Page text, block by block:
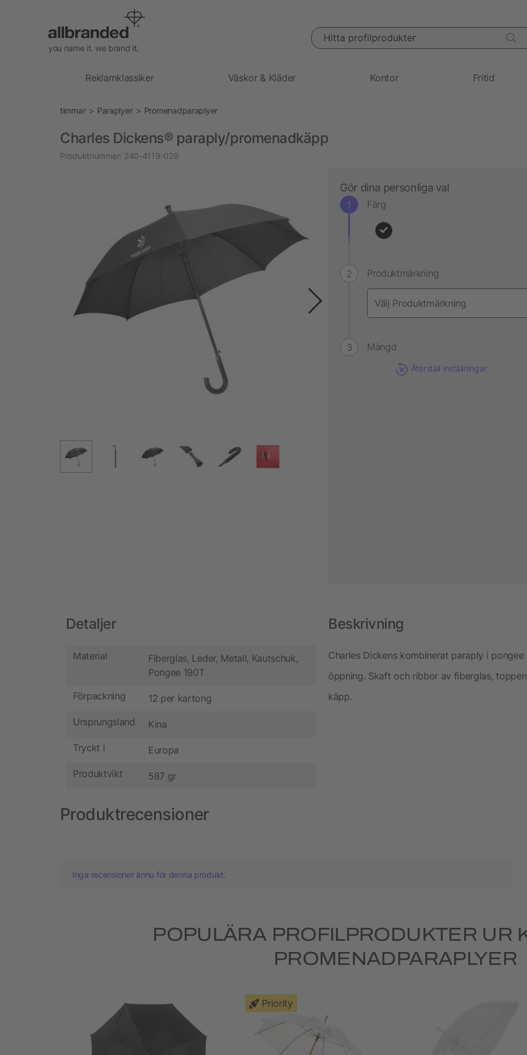
you name it. we brand it.
Hitta profilprodukter
Reklamklassiker Väskor & Kläder Kontor Fritid
timmar Paraplyer Promenadparaplyer
Charles Dickens® paraply/promenadkäpp
Produktnummer: 240-4119-029
Gör dina personliga val
Färg
Produktmärkning
Mängd
Återställ inställningar
Detaljer
Material
Fiberglas, Leder, Metall, Kautschuk,
Pongee 190T
Förpackning 12 per kartong
Ursprungsland Kina
Tryckt i Europa
Produktvikt 587 gr
Beskrivning
Charles Dickens kombinerat paraply i
öppning. Skaft och ribbor av fiberglas,
käpp.
Produktrecensioner
Inga recensioner ännu för denna produkt.
POPULÄRA PROFILPRODUKTER UR
PROMENADPARAPLYER
Priority